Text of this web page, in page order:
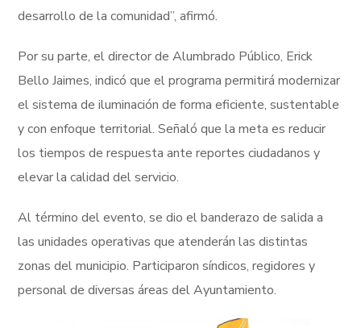
desarrollo de la comunidad”, afirmó.
Por su parte, el director de Alumbrado Público, Erick
Bello Jaimes, indicó que el programa permitirá modernizar
el sistema de iluminación de forma eficiente, sustentable
y con enfoque territorial. Señaló que la meta es reducir
los tiempos de respuesta ante reportes ciudadanos y
elevar la calidad del servicio.
Al término del evento, se dio el banderazo de salida a
las unidades operativas que atenderán las distintas
zonas del municipio. Participaron síndicos, regidores y
personal de diversas áreas del Ayuntamiento.